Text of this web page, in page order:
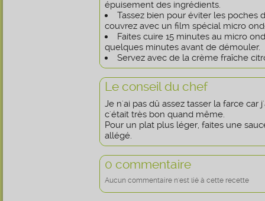
épuisement des ingrédients.
Tassez bien pour éviter les poches
couvrez avec un film spécial micro
Faites cuire 15 minutes au micro
quelques minutes avant de démouler.
Servez avec de la crème fraîche
Le conseil du chef
Je n'ai pas dû assez tasser la farce car
c'était très bon quand même.
Pour un plat plus léger, faites une
allégé.
0 commentaire
Aucun commentaire n'est lié à cette recette